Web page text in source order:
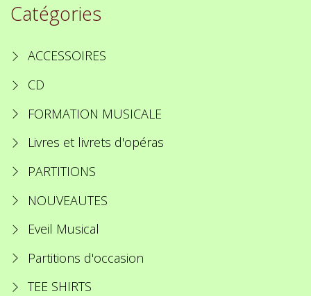
Catégories
ACCESSOIRES
CD
FORMATION MUSICALE
Livres et livrets d'opéras
PARTITIONS
NOUVEAUTES
Eveil Musical
Partitions d'occasion
TEE SHIRTS